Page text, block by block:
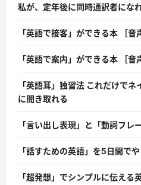
私が、定年後に同時通訳者にな
「英語で接客」ができる本 ［音
「英語で案内」ができる本 ［音
「英語耳」独習法 これだけで
に聞き取れる
「言い出し表現」と「動詞フレ
「話すための英語」を5日間で
「超発想」でシンプルに伝える